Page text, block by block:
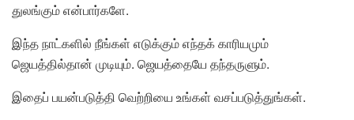
துலங்கும் என்பார்களே.
இந்த நாட்களில் நீங்கள் எடுக்கும் எந்தக் காரியமும்
ஜெயத்தில்தான் முடியும். ஜெயத்தையே தந்தருளும்.
இதைப் பயன்படுத்தி வெற்றியை உங்கள் வசப்படுத்துங்கள்.